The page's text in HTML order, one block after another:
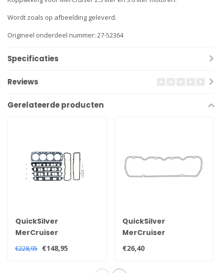
Wordt zoals op afbeelding geleverd.
Origineel onderdeel nummer: 27-52364
Specificaties
Reviews
Gerelateerde producten
QuickSilver
MerCruiser
koppakkingset voor
2,5 en 3.0 liter
€228,95 €148,95
QuickSilver
MerCruiser
kleppendeksel
pakking voor 2,5 en
€26,40